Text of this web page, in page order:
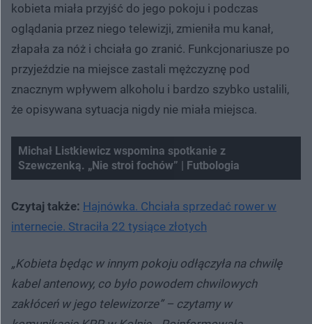
kobieta miała przyjść do jego pokoju i podczas
oglądania przez niego telewizji, zmieniła mu kanał,
złapała za nóż i chciała go zranić. Funkcjonariusze po
przyjeździe na miejsce zastali mężczyznę pod
znacznym wpływem alkoholu i bardzo szybko ustalili,
że opisywana sytuacja nigdy nie miała miejsca.
Michał Listkiewicz wspomina spotkanie z
Szewczenką. „Nie stroi fochów” | Futbologia
Czytaj także: Hajnówka. Chciała sprzedać rower w
internecie. Straciła 22 tysiące złotych
„Kobieta będąc w innym pokoju odłączyła na chwilę
kabel antenowy, co było powodem chwilowych
zakłóceń w jego telewizorze” – czytamy w